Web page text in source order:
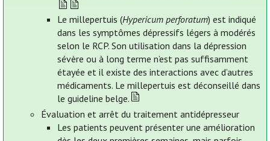
Le millepertuis (Hypericum perforatum) est indiqué
dans les symptômes dépressifs légers à modérés
selon le RCP. Son utilisation dans la dépression
sévère ou à long terme n’est pas suffisamment
étayée et il existe des interactions avec d’autres
médicaments. Le millepertuis est déconseillé dans
le guideline belge.
Évaluation et arrêt du traitement antidépresseur
Les patients peuvent présenter une amélioration